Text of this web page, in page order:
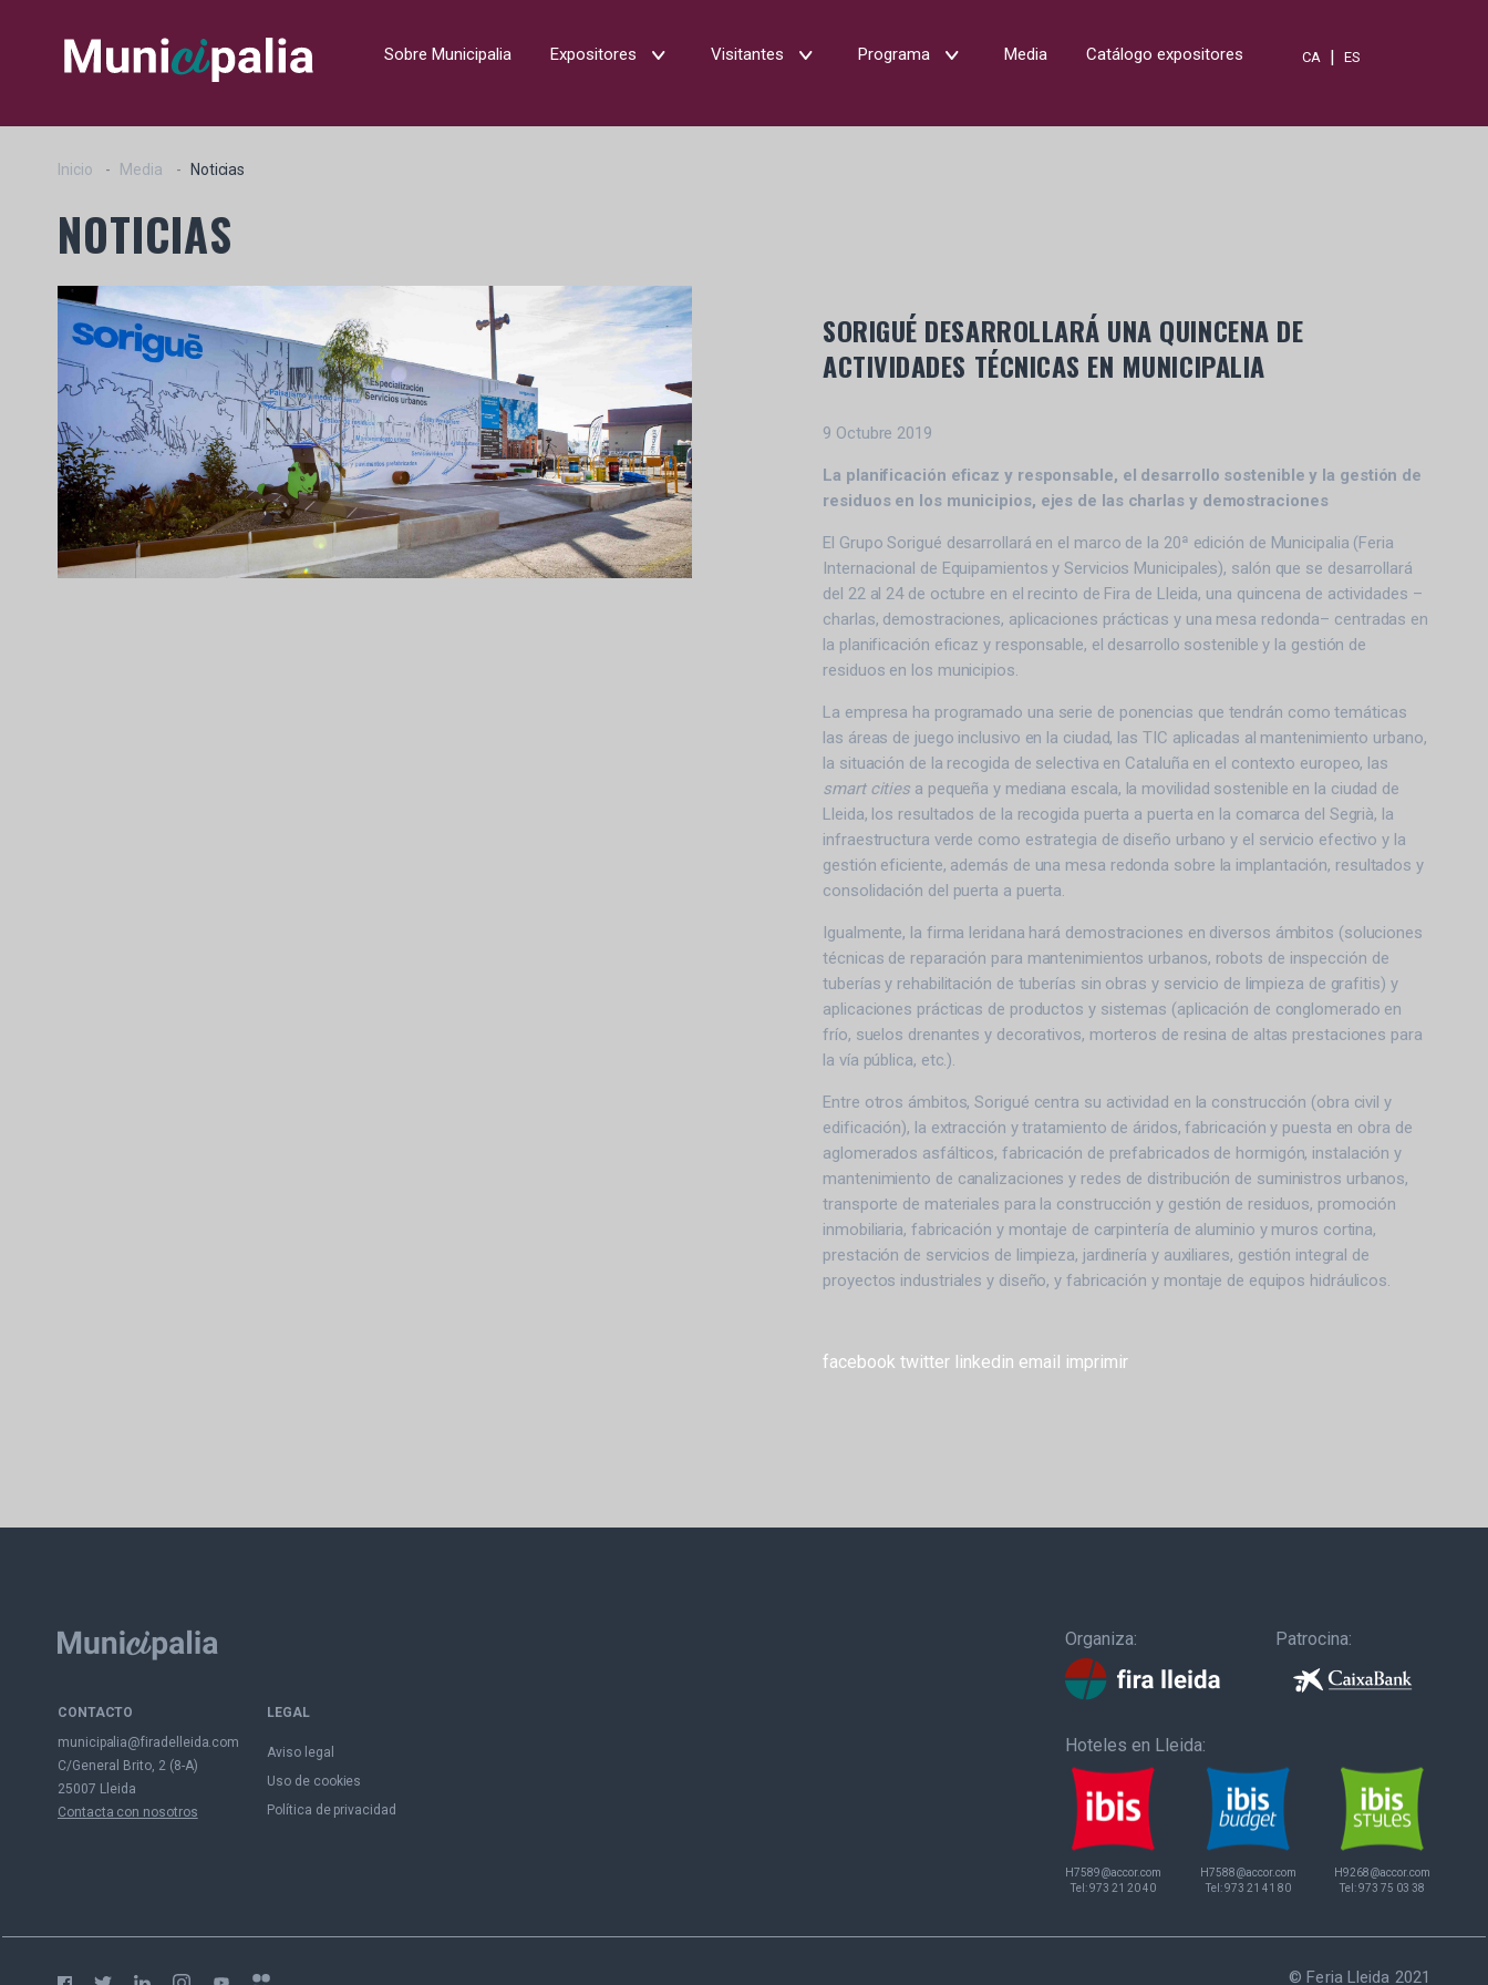
Sobre Municipalia Expositores Visitantes Programa Media Catálogo expositores CA |ES
Inicio Media Noticias
NOTICIAS
SORIGUÉ DESARROLLARÁ UNA QUINCENA DE
ACTIVIDADES TÉCNICAS EN MUNICIPALIA
9 Octubre 2019
La planificación eficaz y responsable, el desarrollo sostenible y la gestión de
residuos en los municipios, ejes de las charlas y demostraciones
El Grupo Sorigué desarrollará en el marco de la 20ª edición de Municipalia (Feria
Internacional de Equipamientos y Servicios Municipales), salón que se desarrollará
del 22 al 24 de octubre en el recinto de Fira de Lleida, una quincena de actividades –
charlas, demostraciones, aplicaciones prácticas y una mesa redonda– centradas en
la planificación eficaz y responsable, el desarrollo sostenible y la gestión de
residuos en los municipios.
La empresa ha programado una serie de ponencias que tendrán como temáticas
las áreas de juego inclusivo en la ciudad, las TIC aplicadas al mantenimiento urbano,
la situación de la recogida de selectiva en Cataluña en el contexto europeo, las
smart cities a pequeña y mediana escala, la movilidad sostenible en la ciudad de
Lleida, los resultados de la recogida puerta a puerta en la comarca del Segrià, la
infraestructura verde como estrategia de diseño urbano y el servicio efectivo y la
gestión eficiente, además de una mesa redonda sobre la implantación, resultados y
consolidación del puerta a puerta.
Igualmente, la firma leridana hará demostraciones en diversos ámbitos (soluciones
técnicas de reparación para mantenimientos urbanos, robots de inspección de
tuberías y rehabilitación de tuberías sin obras y servicio de limpieza de grafitis) y
aplicaciones prácticas de productos y sistemas (aplicación de conglomerado en
frío, suelos drenantes y decorativos, morteros de resina de altas prestaciones para
la vía pública, etc.).
Entre otros ámbitos, Sorigué centra su actividad en la construcción (obra civil y
edificación), la extracción y tratamiento de áridos, fabricación y puesta en obra de
aglomerados asfálticos, fabricación de prefabricados de hormigón, instalación y
mantenimiento de canalizaciones y redes de distribución de suministros urbanos,
transporte de materiales para la construcción y gestión de residuos, promoción
inmobiliaria, fabricación y montaje de carpintería de aluminio y muros cortina,
prestación de servicios de limpieza, jardinería y auxiliares, gestión integral de
proyectos industriales y diseño, y fabricación y montaje de equipos hidráulicos.
facebook twitter linkedin email imprimir
CONTACTO
municipalia@firadelleida.com
C/General Brito, 2 (8-A)
25007 Lleida
Contacta con nosotros
LEGAL
Aviso legal
Uso de cookies
Política de privacidad
Organiza: Patrocina:
Hoteles en Lleida:
H7589@accor.com
Tel:973 21 20 40
H7588@accor.com
Tel:973 21 41 80
H9268@accor.com
Tel:973 75 03 38
© Feria Lleida 2021